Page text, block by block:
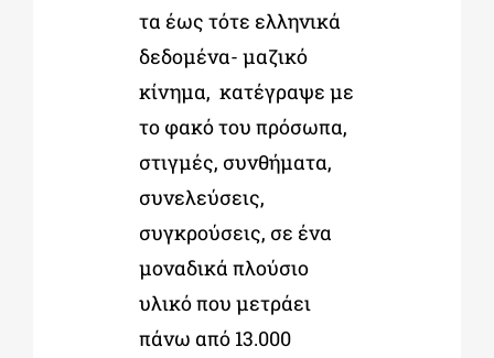
τα έως τότε ελληνικά
δεδοµένα- µαζικό
κίνηµα, κατέγραψε µε
το φακό του πρόσωπα,
στιγµές, συνθήµατα,
συνελεύσεις,
συγκρούσεις, σε ένα
µοναδικά πλούσιο
υλικό που µετράει
πάνω από 13.000